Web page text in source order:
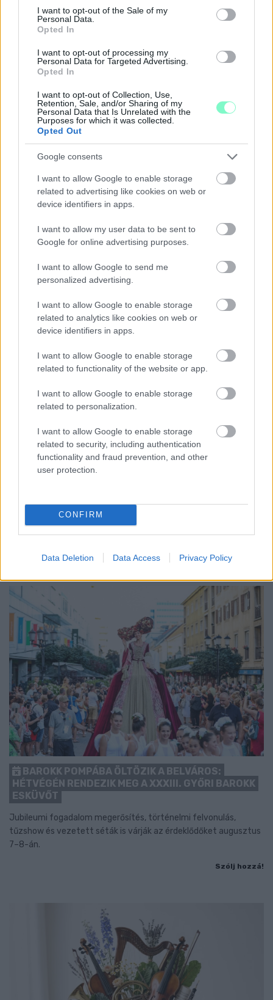
consent section.
I want to opt-out of the Sale of my
Personal Data.
Opted In
I want to opt-out of processing my
Personal Data for Targeted Advertising.
Opted In
I want to opt-out of Collection, Use,
Retention, Sale, and/or Sharing of my
Personal Data that Is Unrelated with the
Purposes for which it was collected.
Opted Out
Google consents
I want to allow Google to enable storage
related to advertising like cookies on web or
device identifiers in apps.
I want to allow my user data to be sent to
Google for online advertising purposes.
I want to allow Google to send me
personalized advertising.
I want to allow Google to enable storage
related to analytics like cookies on web or
device identifiers in apps.
I want to allow Google to enable storage
related to functionality of the website or app.
I want to allow Google to enable storage
related to personalization.
I want to allow Google to enable storage
related to security, including authentication
functionality and fraud prevention, and other
user protection.
CONFIRM
Data Deletion Data Access Privacy Policy
A BAROKK ÖSSZES ÁRNYALATA ÉS MÉG EGY SOR
GYŐRBEN
Középpontban a hagyományőrzés, de lesz Pogány Induló és
Majka koncert, jóga szeánsz, “borhajózás” és egy csomó minden
Szólj hozzá!
ENERGIATAKARÉKOSSÁG: KORÁBBAN KEZDŐDIK
A GYŐRI AUDI ETO KC PÉNTEKI FELKÉSZÜLÉSI
MÉRKŐZÉSE
előrébb hozták a Brest Bretagne Handball elleni találkozó
kezdését.
BAROKK POMPÁBA ÖLTÖZIK A BELVÁROS:
HÉTVÉGÉN RENDEZIK MEG A XXXIII. GYŐRI BAROKK
ESKÜVŐT
Jubileumi fogadalom megerősítés, történelmi felvonulás,
tűzshow és vezetett séták is várják az érdeklődőket augusztus
7–8-án.
Szólj hozzá!